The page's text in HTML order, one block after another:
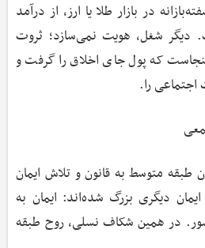
در بازار طلا یا ارز، از درآمد
دیگر شغل، هویت نمی‌سازد؛ ثروت
که پول جای اخلاق را گرفت و
را.
طبقه متوسط به قانون و تلاش ایمان
ایمان دیگری بزرگ شده‌اند: ایمان به
در همین شکاف نسلی، روح طبقه